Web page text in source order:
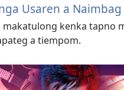
Usaren a
makatulong kenka tapno
a tiempom.